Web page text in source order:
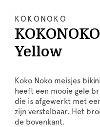
KOKONOKO
Yellow
Koko Noko meisjes
heeft een mooie gele
die is afgewerkt met
zijn verstelbaar. Het
de bovenkant.